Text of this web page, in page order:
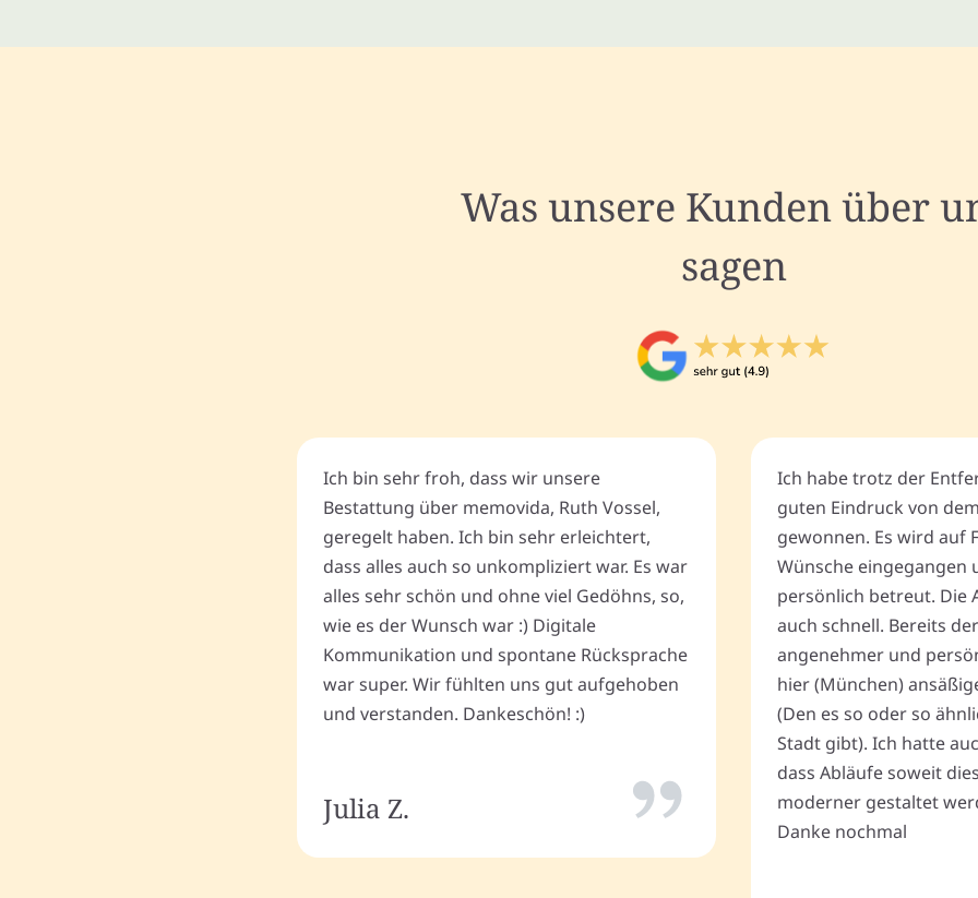
Was unsere Kunden über
sagen
Ich bin sehr froh, dass wir unsere
Bestattung über memovida, Ruth Vossel,
geregelt haben. Ich bin sehr erleichtert,
dass alles auch so unkompliziert war. Es war
alles sehr schön und ohne viel Gedöhns, so,
wie es der Wunsch war :) Digitale
Kommunikation und spontane Rücksprache
war super. Wir fühlten uns gut aufgehoben
und verstanden. Dankeschön! :)
Julia Z.
Ich habe trotz der
guten Eindruck von
gewonnen. Es wird auf
Wünsche eingegangen
persönlich betreut. Die
auch schnell. Bereits
angenehmer und
hier (München)
(Den es so oder so
Stadt gibt). Ich hatte
dass Abläufe soweit
moderner gestaltet
Danke nochmal